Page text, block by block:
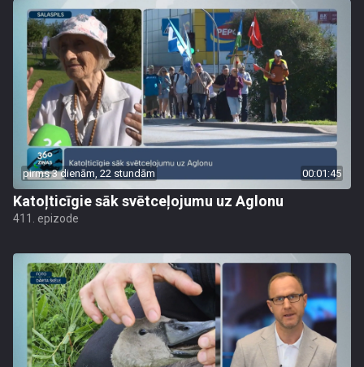
pirms 3 dienām, 22 stundām 00:01:45
Katoļticīgie sāk svētceļojumu uz Aglonu
411. epizode